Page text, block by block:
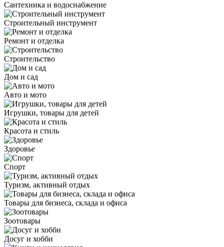
Сантехника и водоснабжение
Строительный инструмент
Ремонт и отделка
Строительство
Дом и сад
Авто и мото
Игрушки, товары для детей
Красота и стиль
Здоровье
Спорт
Туризм, активный отдых
Товары для бизнеса, склада и офиса
Зоотовары
Досуг и хобби